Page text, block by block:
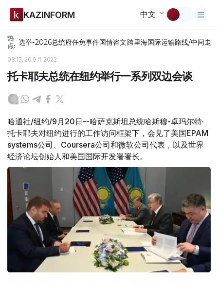
KAZINFORM 中文
热
点: 选举-2026总统府任免事件国情咨文跨里海国际运输路线/中间走廊
08:15, 20 9月 2022
托卡耶夫总统在纽约举行一系列双边会谈
哈通社/纽约/9月20日--哈萨克斯坦总统哈斯穆-卓玛尔特·
托卡耶夫对纽约进行的工作访问框架下，会见了美国ЕРАМ
systems公司、Coursera公司和微软公司代表，以及世界
经济论坛创始人和美国国际开发署署长。